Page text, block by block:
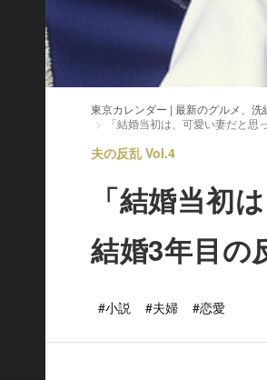
東京カレンダー | 最新のグルメ、
「結婚当初は、可愛い妻だと
夫の反乱 Vol.4
「結婚当初
結婚3年目の
#小説 #夫婦 #恋愛